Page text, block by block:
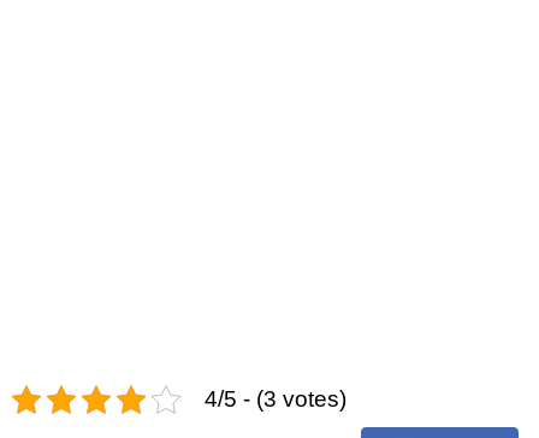
4/5 - (3 votes)